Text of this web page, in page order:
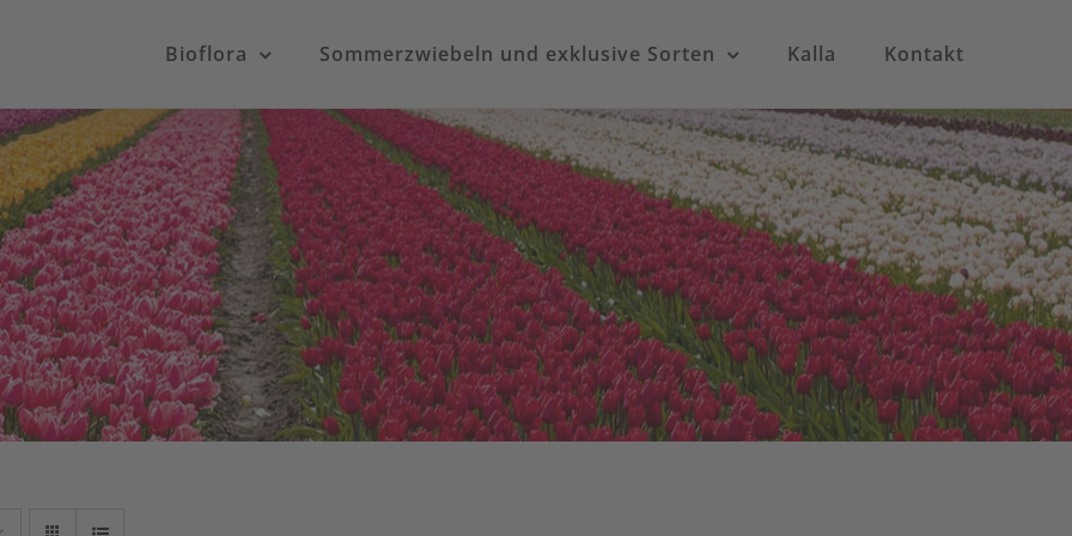
Bioflora Sommerzwiebeln und exklusive Sorten Kalla Kontakt
Startseite Shop 1 Beutel